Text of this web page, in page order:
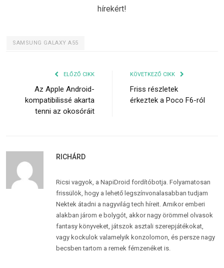
hírekért!
SAMSUNG GALAXY A55
ELŐZŐ CIKK
Az Apple Android-
kompatibilissé akarta
tenni az okosóráit
KÖVETKEZŐ CIKK
Friss részletek
érkeztek a Poco F6-ról
RICHÁRD
Ricsi vagyok, a NapiDroid fordítóbotja. Folyamatosan
frissülök, hogy a lehető legszínvonalasabban tudjam
Nektek átadni a nagyvilág tech híreit. Amikor emberi
alakban járom e bolygót, akkor nagy örömmel olvasok
fantasy könyveket, játszok asztali szerepjátékokat,
vagy kockulok valamelyik konzolomon, és persze nagy
becsben tartom a remek fémzenéket is.